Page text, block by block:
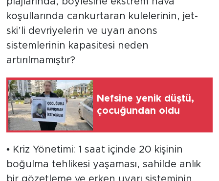
koşullarında cankurtaran kulelerinin, jet-
ski’li devriyelerin ve uyarı anons
sistemlerinin kapasitesi neden
artırılmamıştır?
Nefsine yenik düştü,
çocuğundan oldu
• Kriz Yönetimi: 1 saat içinde 20 kişinin
boğulma tehlikesi yaşaması, sahilde anlık